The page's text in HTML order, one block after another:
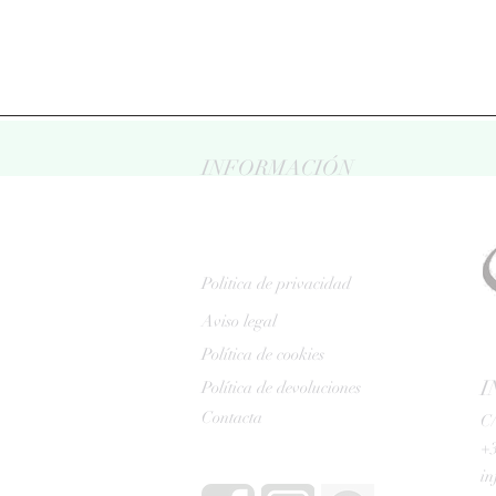
INFORMACIÓN
Politica de privacidad
Aviso legal
Política de cookies
Política de devoluciones
Contacta